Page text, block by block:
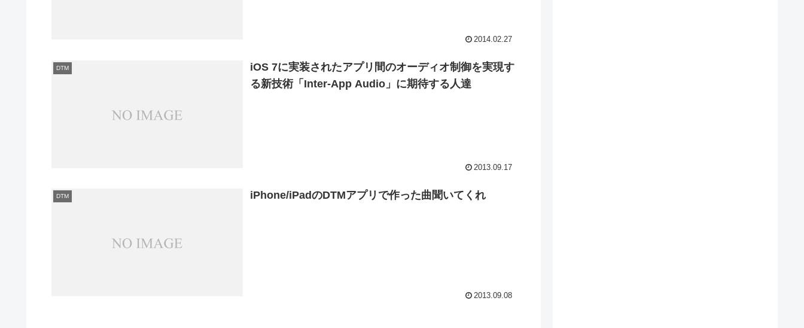
2014.02.27
DTM
iOS 7に実装されたアプリ間のオーディオ制御を実現す
る新技術「Inter-App Audio」に期待する人達
2013.09.17
DTM iPhone/iPadのDTMアプリで作った曲聞いてくれ
2013.09.08